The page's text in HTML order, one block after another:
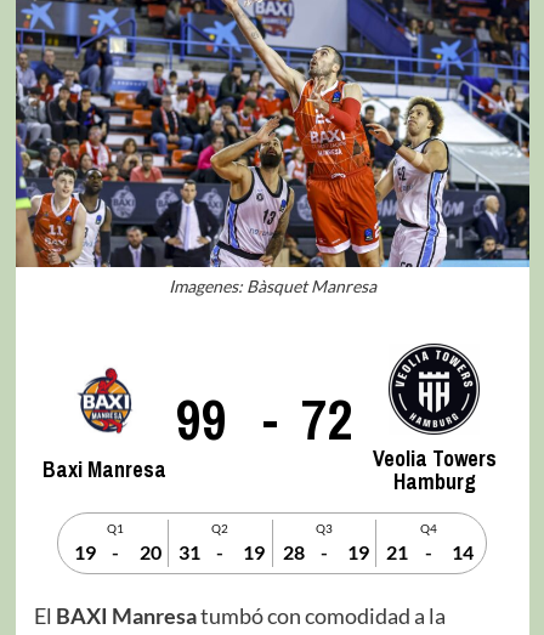
Imagenes: Bàsquet Manresa
Baxi Manresa
99 - 72
Veolia Towers
Hamburg
Q1
19 - 20
Q2
31 - 19
Q3
28 - 19
Q4
21 - 14
El BAXI Manresatumbó con comodidad a la